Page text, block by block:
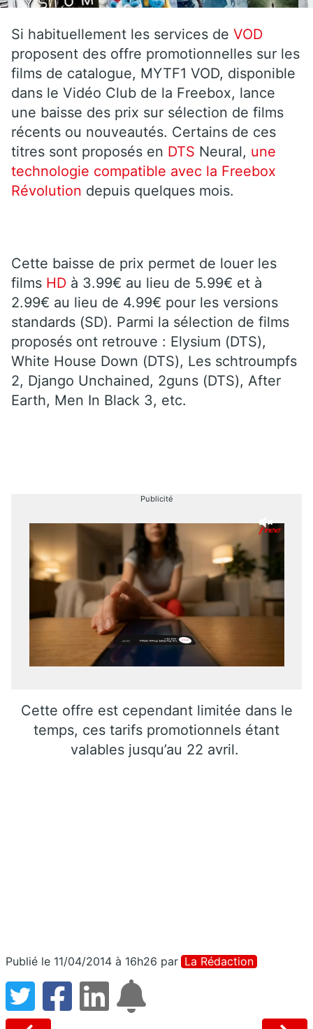
Si habituellement les services de VOD
proposent des offre promotionnelles sur les
films de catalogue, MYTF1 VOD, disponible
dans le Vidéo Club de la Freebox, lance
une baisse des prix sur sélection de films
récents ou nouveautés. Certains de ces
titres sont proposés en DTS Neural, une
technologie compatible avec la Freebox
Révolution depuis quelques mois.
Cette baisse de prix permet de louer les
films HD à 3.99€ au lieu de 5.99€ et à
2.99€ au lieu de 4.99€ pour les versions
standards (SD). Parmi la sélection de films
proposés ont retrouve : Elysium (DTS),
White House Down (DTS), Les schtroumpfs
2, Django Unchained, 2guns (DTS), After
Earth, Men In Black 3, etc.
Publicité
Cette offre est cependant limitée dans le
temps, ces tarifs promotionnels étant
valables jusqu’au 22 avril.
Publié le 11/04/2014 à 16h26 par La Rédaction